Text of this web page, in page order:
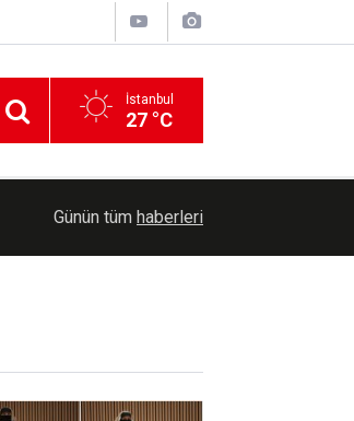
İstanbul
27 °C
Tarımsal destek ödemesi bugün çiftçilerin
Günün tüm haberleri